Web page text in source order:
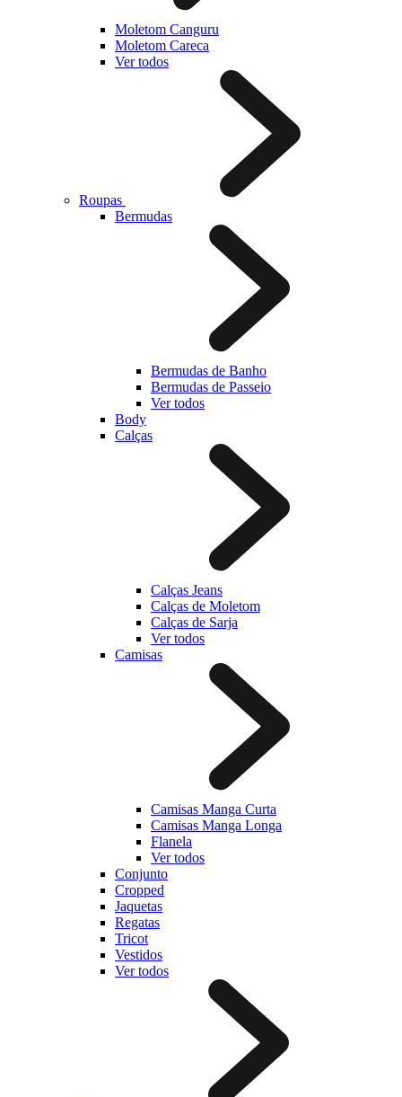
Moletom Canguru
Moletom Careca
Ver todos
Roupas
Bermudas
Bermudas de Banho
Bermudas de Passeio
Ver todos
Body
Calças
Calças Jeans
Calças de Moletom
Calças de Sarja
Ver todos
Camisas
Camisas Manga Curta
Camisas Manga Longa
Flanela
Ver todos
Conjunto
Cropped
Jaquetas
Regatas
Tricot
Vestidos
Ver todos